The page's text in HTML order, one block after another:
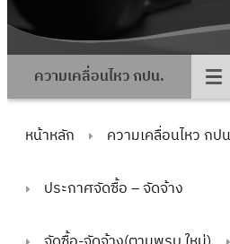
ความเคลื่อนไหว กปน.
หน้าหลัก ความเคลื่อนไหว กป
ประกาศจัดซื้อ – จัดจ้าง